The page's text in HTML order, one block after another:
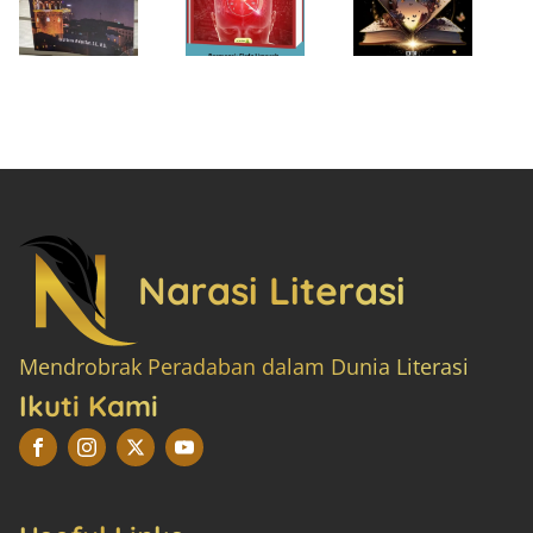
Narasi Literasi
Mendrobrak Peradaban dalam Dunia Literasi
Ikuti Kami